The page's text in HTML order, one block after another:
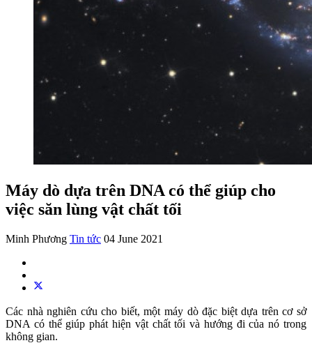
Máy dò dựa trên DNA có thể giúp cho
việc săn lùng vật chất tối
Minh Phương Tin tức 04 June 2021
Các nhà nghiên cứu cho biết, một máy dò đặc biệt dựa trên cơ sở
DNA có thể giúp phát hiện vật chất tối và hướng đi của nó trong
không gian.